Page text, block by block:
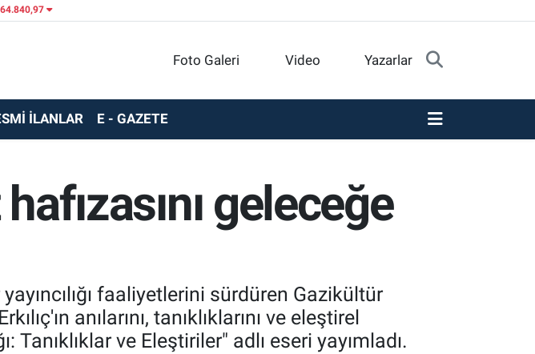
64.840,97
Foto Galeri Video Yazarlar
İLANLAR E - GAZETE
geleceğe
faaliyetlerini sürdüren Gazikültür
anılarını, tanıklıklarını ve eleştirel
ve Eleştiriler" adlı eseri yayımladı.